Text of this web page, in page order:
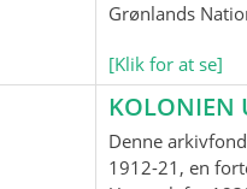
Grønlands
[Klik for at se]
KOLONIEN
Denne
1912-21, en